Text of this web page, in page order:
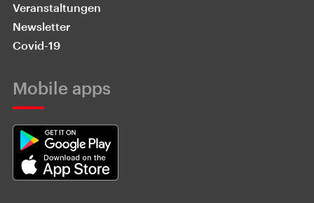
Veranstaltungen
Newsletter
Covid-19
Mobile apps